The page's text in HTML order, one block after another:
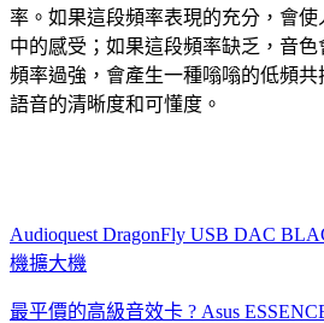
率。如果這段頻率表現的充分，會
中的感受；如果這段頻率缺乏，音
頻率過強，會產生一種嗡嗡的低頻
語音的清晰度和可懂度。
Audioquest DragonFly USB DAC
機擴大機
最平價的高級音效卡 ? Asus